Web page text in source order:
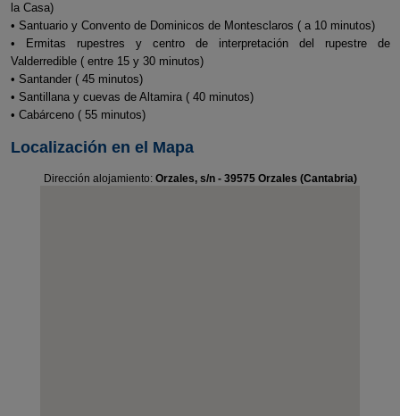
la Casa)
• Santuario y Convento de Dominicos de Montesclaros ( a 10 minutos)
• Ermitas rupestres y centro de interpretación del rupestre de
Valderredible ( entre 15 y 30 minutos)
• Santander ( 45 minutos)
• Santillana y cuevas de Altamira ( 40 minutos)
• Cabárceno ( 55 minutos)
Localización en el Mapa
Dirección alojamiento: Orzales, s/n - 39575 Orzales (Cantabria)